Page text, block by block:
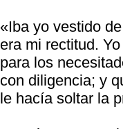
«Iba yo vestido
era mi rectitud.
para los
con diligencia; y
le hacía soltar la